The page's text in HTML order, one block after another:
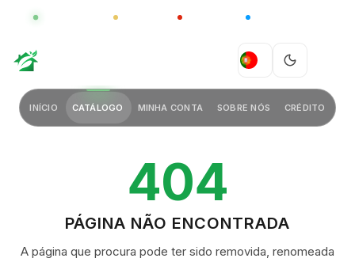
GLOBAL CHINA
PT
INÍCIO CATÁLOGO MINHA CONTA SOBRE NÓS CRÉDITO
404
PÁGINA NÃO ENCONTRADA
A página que procura pode ter sido removida, renomeada